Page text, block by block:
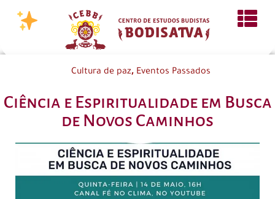
Cultura de paz, Eventos Passados
Ciência e Espiritualidade em Busca
de Novos Caminhos